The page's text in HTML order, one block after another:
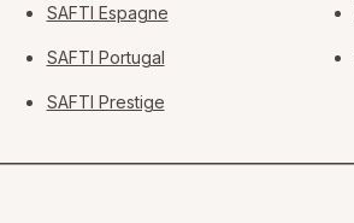
SAFTI Espagne
SAFTI Portugal
SAFTI Prestige